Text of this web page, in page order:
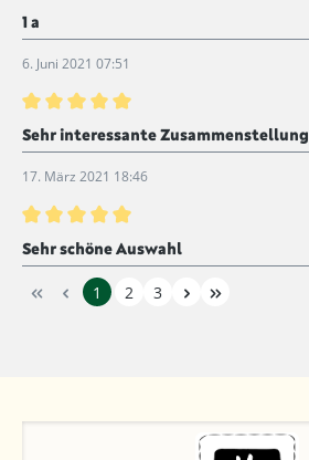
Bewertung mit 5 von 5 Sternen
1 a
6. Juni 2021 07:51
Bewertung mit 5 von 5 Sternen
Sehr interessante Zusammenstellung
17. März 2021 18:46
Bewertung mit 5 von 5 Sternen
Sehr schöne Auswahl
1 2 3